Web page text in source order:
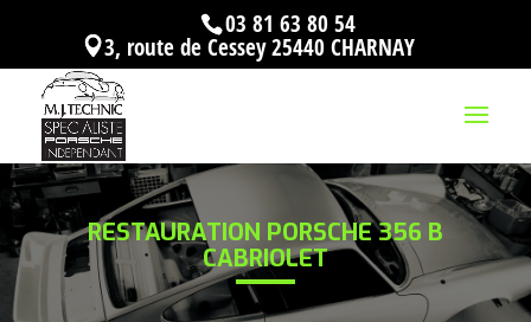
03 81 63 80 54
3, route de Cessey 25440 CHARNAY
RESTAURATION PORSCHE 356 B
CABRIOLET